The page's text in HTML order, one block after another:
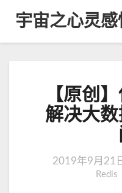
宇宙之心灵感
【原创
解决大
2019年9月21
Redis